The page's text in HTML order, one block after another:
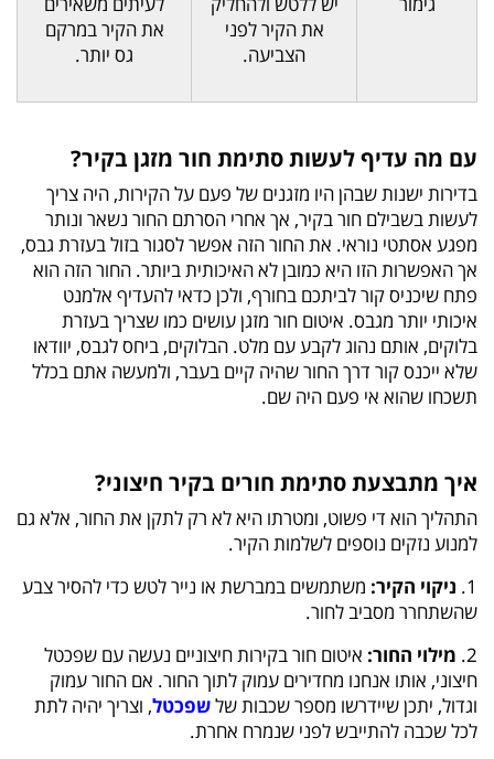
את הקיר לפני
הצביעה.
את הקיר במרקם
גס יותר.
עם מה עדיף לעשות סתימת חור מזגן בקיר?
בדירות ישנות שבהן היו מזגנים של פעם על הקירות, היה צריך
לעשות בשבילם חור בקיר, אך אחרי הסרתם החור נשאר ונותר
מפגע אסתטי נוראי. את החור הזה אפשר לסגור בזול בעזרת גבס,
אך האפשרות הזו היא כמובן לא האיכותית ביותר. החור הזה הוא
פתח שיכניס קור לביתכם בחורף, ולכן כדאי להעדיף אלמנט
איכותי יותר מגבס. איטום חור מזגן עושים כמו שצריך בעזרת
בלוקים, אותם נהוג לקבע עם מלט. הבלוקים, ביחס לגבס, יוודאו
שלא ייכנס קור דרך החור שהיה קיים בעבר, ולמעשה אתם בכלל
תשכחו שהוא אי פעם היה שם.
איך מתבצעת סתימת חורים בקיר חיצוני?
התהליך הוא די פשוט, ומטרתו היא לא רק לתקן את החור, אלא גם
למנוע נזקים נוספים לשלמות הקיר.
1. ניקוי הקיר: משתמשים במברשת או נייר לטש כדי להסיר צבע
שהשתחרר מסביב לחור.
2. מילוי החור: איטום חור בקירות חיצוניים נעשה עם שפכטל
חיצוני, אותו אנחנו מחדירים עמוק לתוך החור. אם החור עמוק
וגדול, יתכן שיידרשו מספר שכבות שלשפכטל, וצריך יהיה לתת
לכל שכבה להתייבש לפני שנמרח אחרת.